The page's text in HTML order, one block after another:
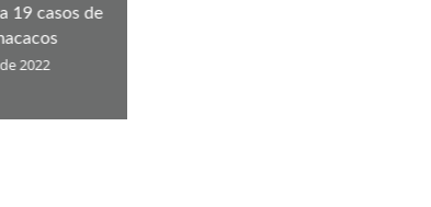
19 casos de
2022